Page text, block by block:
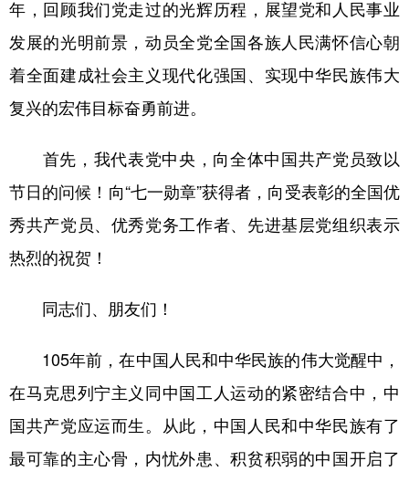
城市 旅游 能源 会展
彩票 娱乐 时尚 悦读
公益 一带一路 亚太网 上市公司
地方频道
北京 天津 河北 山西
浙江 安徽
广东 广西 海南 重庆
四川 贵州 云南 西藏
陕西 甘肃 青海 宁夏
年，回顾我们党走过的光辉历程，展望党和人民事业
发展的光明前景，动员全党全国各族人民满怀信心朝
着全面建成社会主义现代化强国、实现中华民族伟大
复兴的宏伟目标奋勇前进。
首先，我代表党中央，向全体中国共产党员致以
节日的问候！向“七一勋章”获得者，向受表彰的全国优
秀共产党员、优秀党务工作者、先进基层党组织表示
热烈的祝贺！
同志们、朋友们！
105年前，在中国人民和中华民族的伟大觉醒中，
在马克思列宁主义同中国工人运动的紧密结合中，中
国共产党应运而生。从此，中国人民和中华民族有了
最可靠的主心骨，内忧外患、积贫积弱的中国开启了